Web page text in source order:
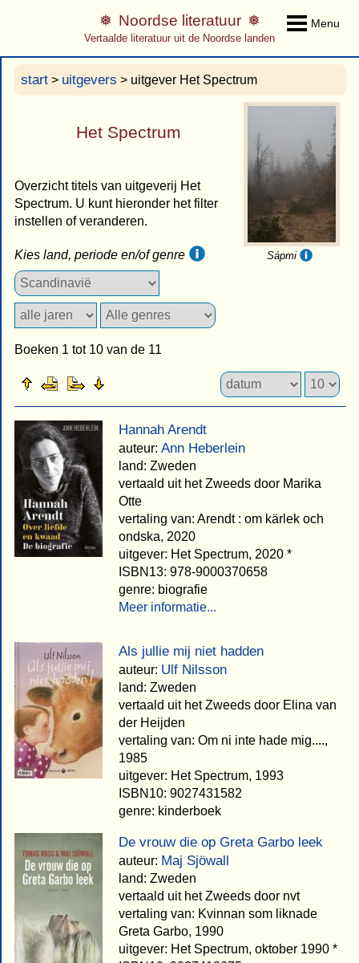
Menu
Noordse literatuur
Vertaalde literatuur uit de Noordse landen
start > uitgevers > uitgever Het Spectrum
Sápmi
Het Spectrum
Overzicht titels van uitgeverij Het
Spectrum. U kunt hieronder het filter
instellen of veranderen.
Kies land, periode en/of genre
Boeken 1 tot 10 van de 11
Hannah Arendt
auteur: Ann Heberlein
land: Zweden
vertaald uit het Zweeds door Marika
Otte
vertaling van: Arendt : om kärlek och
ondska, 2020
uitgever: Het Spectrum, 2020 *
ISBN13: 978-9000370658
genre: biografie
Meer informatie...
Als jullie mij niet hadden
auteur: Ulf Nilsson
land: Zweden
vertaald uit het Zweeds door Elina van
der Heijden
vertaling van: Om ni inte hade mig....,
1985
uitgever: Het Spectrum, 1993
ISBN10: 9027431582
genre: kinderboek
De vrouw die op Greta Garbo leek
auteur: Maj Sjöwall
land: Zweden
vertaald uit het Zweeds door nvt
vertaling van: Kvinnan som liknade
Greta Garbo, 1990
uitgever: Het Spectrum, oktober 1990 *